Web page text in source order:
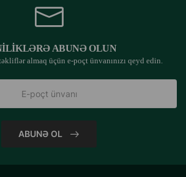
ABUNƏ OLUN
almaq üçün e-poçt ünvanınızı qeyd edin.
ABUNƏ OL